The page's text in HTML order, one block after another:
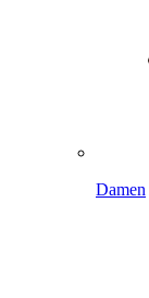
Damen